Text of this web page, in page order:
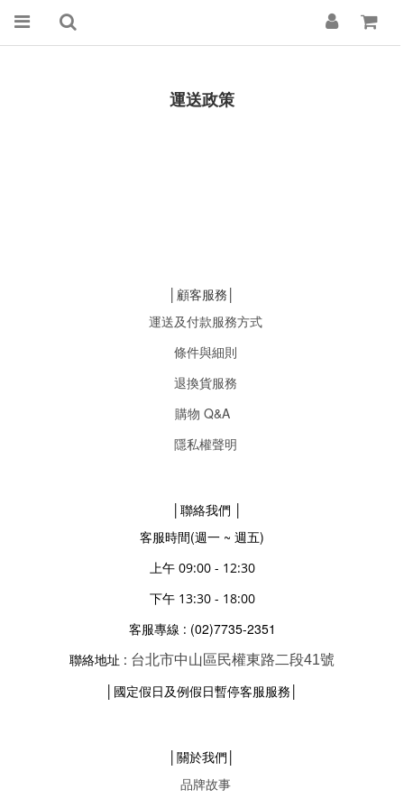
運送政策
│顧客服務│
運送及付款服務方式
條件與細則
退換貨服務
購物 Q&A
隱私權聲明
│聯絡我們 │
客服時間(週一 ~ 週五)
上午 09:00 - 12:30
下午 13:30 - 18:00
客服專線 : (02)7735-2351
聯絡地址 : 台北市中山區民權東路二段41號
國定假日及例假日暫停客服服務
│關於我們│
品牌故事